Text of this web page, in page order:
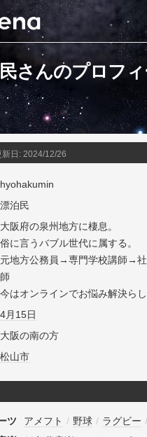
さんのプロフ
新日: 2024/12/26
hyohakumin
漂泊民
大阪府の泉州地方に棲息。
俗に言うバブル世代に属する。
元地方公務員→専門学校講師→
師
今はオンラインでお悩み解決ら
4月15日
大阪の南の方
松山市
ツ アメフト / 野球 / ラグビー /